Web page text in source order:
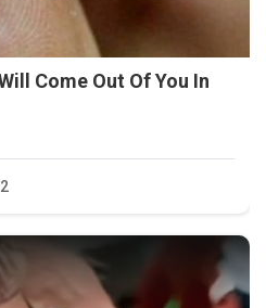
Come Out Of You In